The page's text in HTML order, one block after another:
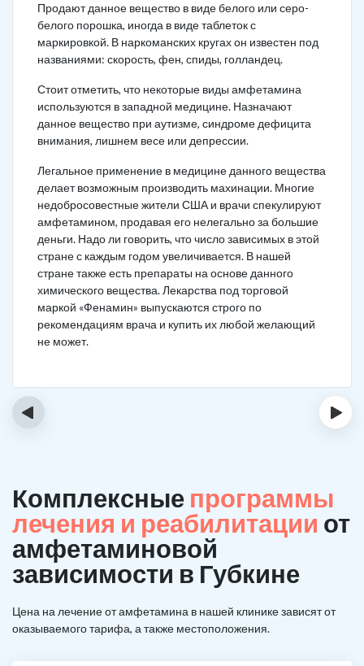
Продают данное вещество в виде белого или серо-
белого порошка, иногда в виде таблеток с
маркировкой. В наркоманских кругах он известен под
названиями: скорость, фен, спиды, голландец.
Стоит отметить, что некоторые виды амфетамина
используются в западной медицине. Назначают
данное вещество при аутизме, синдроме дефицита
внимания, лишнем весе или депрессии.
Легальное применение в медицине данного вещества
делает возможным производить махинации. Многие
недобросовестные жители США и врачи спекулируют
амфетамином, продавая его нелегально за большие
деньги. Надо ли говорить, что число зависимых в этой
стране с каждым годом увеличивается. В нашей
стране также есть препараты на основе данного
химического вещества. Лекарства под торговой
маркой «Фенамин» выпускаются строго по
рекомендациям врача и купить их любой желающий
не может.
‹ ›
Комплексные программы
лечения и реабилитации от
амфетаминовой
зависимости в Губкине
Цена на лечение от амфетамина в нашей клинике зависят от
оказываемого тарифа, а также местоположения.